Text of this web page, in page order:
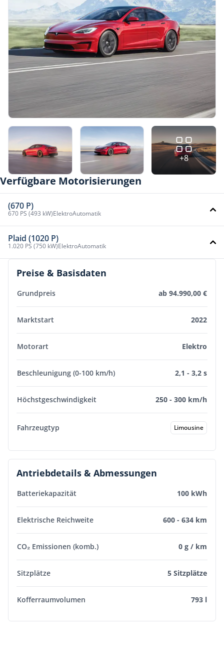
+8
Verfügbare Motorisierungen
(670 P)
670 PS (493 kW)ElektroAutomatik
Plaid (1020 P)
1.020 PS (750 kW)ElektroAutomatik
Preise & Basisdaten
Grundpreis ab 94.990,00 €
Marktstart 2022
Motorart Elektro
Beschleunigung (0-100 km/h) 2,1 - 3,2 s
Höchstgeschwindigkeit 250 - 300 km/h
Fahrzeugtyp Limousine
Antriebdetails & Abmessungen
Batteriekapazität 100 kWh
Elektrische Reichweite 600 - 634 km
CO₂ Emissionen (komb.) 0 g / km
Sitzplätze 5 Sitzplätze
Kofferraumvolumen 793 l